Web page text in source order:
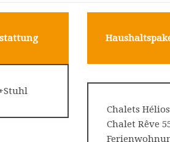
Chalets
Chalet Rêve